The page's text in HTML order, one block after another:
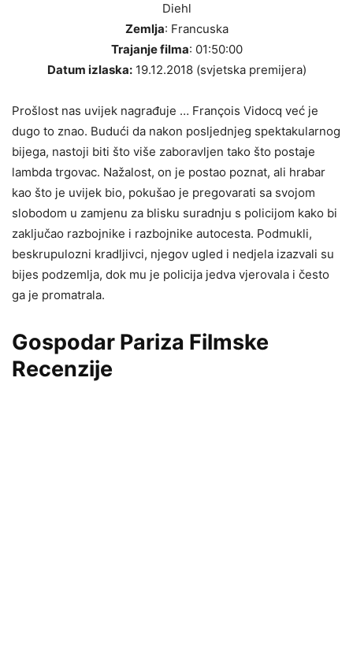
Diehl
Zemlja: Francuska
Trajanje filma: 01:50:00
Datum izlaska:19.12.2018 (svjetska premijera)
Prošlost nas uvijek nagrađuje … François Vidocq već je
dugo to znao. Budući da nakon posljednjeg spektakularnog
bijega, nastoji biti što više zaboravljen tako što postaje
lambda trgovac. Nažalost, on je postao poznat, ali hrabar
kao što je uvijek bio, pokušao je pregovarati sa svojom
slobodom u zamjenu za blisku suradnju s policijom kako bi
zaključao razbojnike i razbojnike autocesta. Podmukli,
beskrupulozni kradljivci, njegov ugled i nedjela izazvali su
bijes podzemlja, dok mu je policija jedva vjerovala i često
ga je promatrala.
Gospodar Pariza Filmske
Recenzije